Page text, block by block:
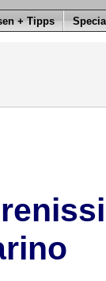
+ Tipps